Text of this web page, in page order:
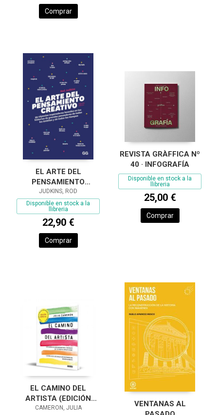
Comprar
EL ARTE DEL
PENSAMIENTO
CREATIVO
JUDKINS, ROD
Disponible en stock a la
llibreria
22,90 €
Comprar
REVISTA GRÀFFICA Nº
40 · INFOGRAFÍA
Disponible en stock a la
llibreria
25,00 €
Comprar
EL CAMINO DEL
ARTISTA (EDICIÓN
ESPECIAL EN TAPA
CAMERON, JULIA
VENTANAS AL